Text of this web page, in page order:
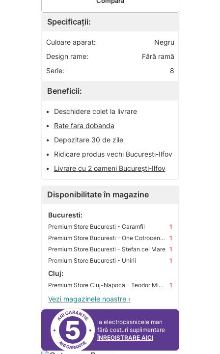
Specificații:
Culoare aparat:
Negru
Design rame:
Fără ramă
Serie:
8
Beneficii:
•
Deschidere colet la livrare
•
Rate fara dobanda
•
Depozitare 30 de zile
•
Ridicare produs vechi București-Ilfov
•
Livrare cu 2 oameni București-Ilfov
Disponibilitate în magazine
Bucuresti:
Premium Store Bucuresti - Caramfil
1
Premium Store Bucuresti - One Cotroceni Park
1
Premium Store Bucuresti - Stefan cel Mare 1
Premium Store Bucuresti - Unirii
1
Cluj:
Premium Store Cluj-Napoca - Teodor Mihali 1
Vezi magazinele noastre ›
5
la electrocasnicele mari
fără costuri suplimentare
ÎNREGISTRARE AICI